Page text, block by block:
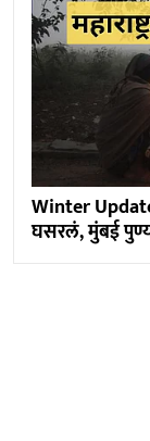
Winter
घसरलं, मुंबई